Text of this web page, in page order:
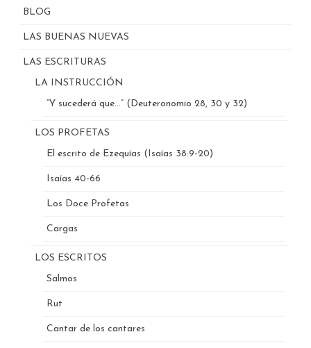
BLOG
LAS BUENAS NUEVAS
LAS ESCRITURAS
LA INSTRUCCIÓN
“Y sucederá que…” (Deuteronomio 28, 30 y 32)
LOS PROFETAS
El escrito de Ezequías (Isaías 38:9-20)
Isaías 40-66
Los Doce Profetas
Cargas
LOS ESCRITOS
Salmos
Rut
Cantar de los cantares